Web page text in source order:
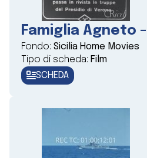
Famiglia Agneto
Fondo: Sicilia Home Movies
Tipo di scheda: Film
SCHEDA